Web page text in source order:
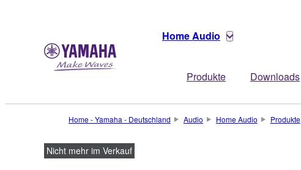
Home Audio
Produkte Downloads
Home - Yamaha - Deutschland Audio Home Audio Produkte
Nicht mehr im Verkauf